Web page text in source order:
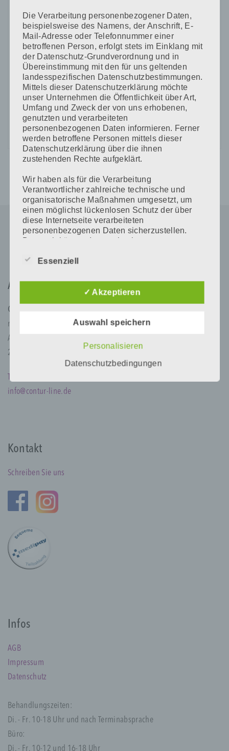
CAPTCHA Code
*
Adresse
Contur Line
med ästhetik institut GmbH
Alexanderstr. 125
26121 Oldenburg
info@contur-line.de
Kontakt
Schreiben Sie uns
Infos
AGB
Impressum
Datenschutz
Behandlungszeiten:
Di. - Fr. 10-18 Uhr und nach Terminabsprache
Büro:
Di. - Fr. 10-12 und 16-18 Uhr
Die Verarbeitung personenbezogener Daten,
beispielsweise des Namens, der Anschrift, E-
Mail-Adresse oder Telefonnummer einer
betroffenen Person, erfolgt stets im Einklang mit
der Datenschutz-Grundverordnung und in
Übereinstimmung mit den für uns geltenden
landesspezifischen Datenschutzbestimmungen.
Mittels dieser Datenschutzerklärung möchte
unser Unternehmen die Öffentlichkeit über Art,
Umfang und Zweck der von uns erhobenen,
genutzten und verarbeiteten
personenbezogenen Daten informieren. Ferner
werden betroffene Personen mittels dieser
Datenschutzerklärung über die ihnen
zustehenden Rechte aufgeklärt.
Wir haben als für die Verarbeitung
Verantwortlicher zahlreiche technische und
organisatorische Maßnahmen umgesetzt, um
einen möglichst lückenlosen Schutz der über
diese Internetseite verarbeiteten
personenbezogenen Daten sicherzustellen.
Dennoch können Internetbasierte
Sicherheitslücken aufweisen, sodass ein
kann. Aus diesem Grund steht es jeder
betroffenen Person frei, personenbezogene
Daten auch auf alternativen Wegen,
Begriffsbestimmungen
Die Datenschutzerklärung beruht auf den
Richtlinien- und Verordnungsgeber beim Erlass
verständlich sein. Um dies zu gewährleisten,
Begrifflichkeiten erläutern.
Wir verwenden in dieser Datenschutzerklärung
unter anderem die folgenden Begriffe:
Personenbezogene Daten sind alle
Informationen, die sich auf eine identifizierte
mehreren besonderen Merkmalen, die
genetischen, psychischen, wirtschaftlichen,
natürlichen Person sind, identifiziert werden
kann.
Essenziell
✓ Akzeptieren
Auswahl speichern
Personalisieren
Datenschutzbedingungen